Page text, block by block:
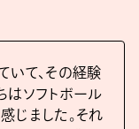
いて、その経験
はソフトボール
じました。それ